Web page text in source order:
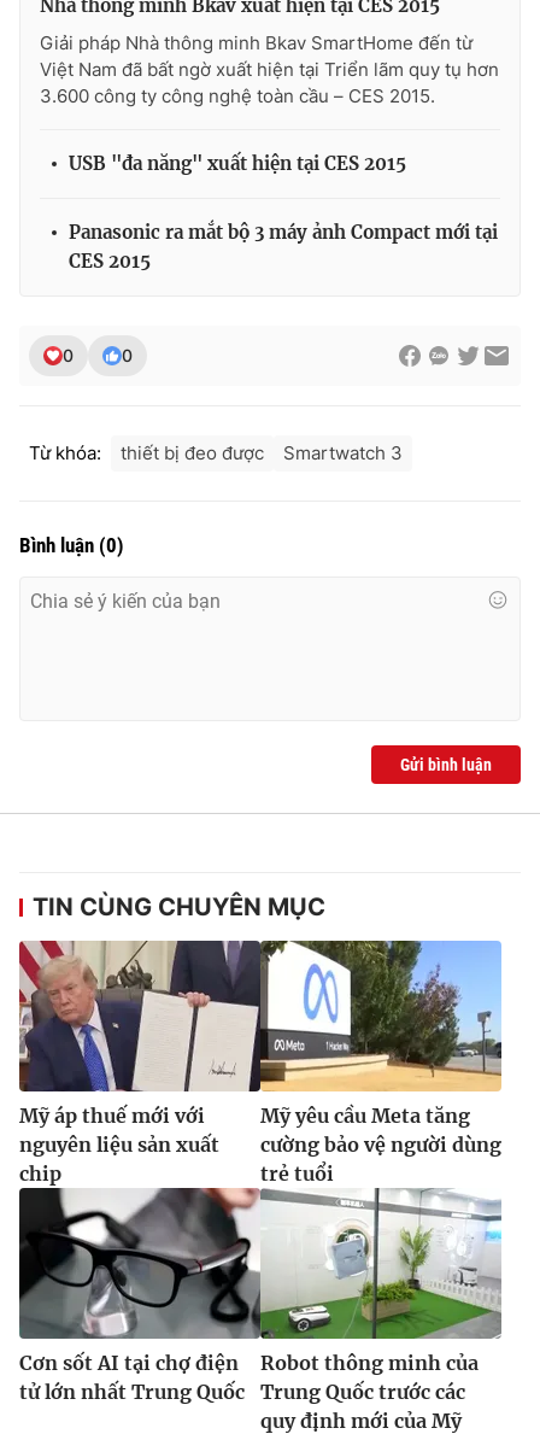
Ðiện thoại Thời báo VTV:024.66 897 897
Email:toasoan@vtv.vn
Liên hệ quảng cáo: 024-7300.7108
thuận bằng văn bản. Ghi rõ nguồn VTV.vn khi phát hành lại
thông tin từ website này.
Nhà thông minh Bkav xuất hiện tại CES 2015
Giải pháp Nhà thông minh Bkav SmartHome đến từ
Việt Nam đã bất ngờ xuất hiện tại Triển lãm quy tụ hơn
3.600 công ty công nghệ toàn cầu – CES 2015.
USB "đa năng" xuất hiện tại CES 2015
Panasonic ra mắt bộ 3 máy ảnh Compact mới tại
CES 2015
0 0
Từ khóa: thiết bị đeo được Smartwatch 3
Bình luận (0)
Gửi bình luận
TIN CÙNG CHUYÊN MỤC
Mỹ áp thuế mới với
nguyên liệu sản xuất
chip
Mỹ yêu cầu Meta tăng
cường bảo vệ người dùng
trẻ tuổi
Cơn sốt AI tại chợ điện
tử lớn nhất Trung Quốc
Robot thông minh của
Trung Quốc trước các
quy định mới của Mỹ